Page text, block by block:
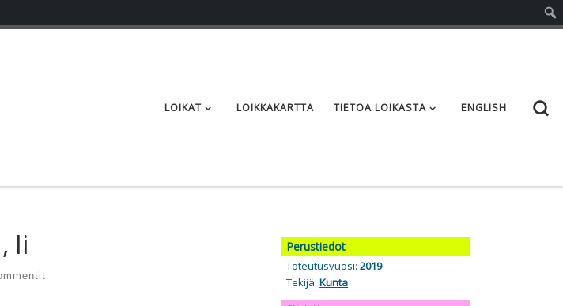
LOIKAT LOIKKAKARTTA TIETOA LOIKASTA ENGLISH
Ii Perustiedot
Toteutusvuosi:2019
Tekijä:Kunta